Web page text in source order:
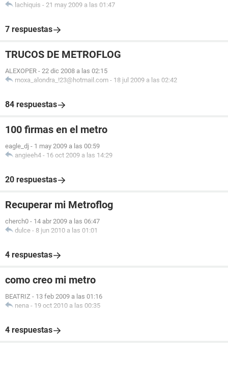
lachiquis - 21 may 2009 a las 01:47
7 respuestas
TRUCOS DE METROFLOG
ALEXOPER - 22 dic 2008 a las 02:15
moxa_alondra_!23@hotmail.com - 18 jul 2009 a las 02:42
84 respuestas
100 firmas en el metro
eagle_dj - 1 may 2009 a las 00:59
angieeh4 - 16 oct 2009 a las 14:29
20 respuestas
Recuperar mi Metroflog
cherch0 - 14 abr 2009 a las 06:47
dulce - 8 jun 2010 a las 01:01
4 respuestas
como creo mi metro
BEATRIZ - 13 feb 2009 a las 01:16
nena - 19 oct 2010 a las 00:35
4 respuestas